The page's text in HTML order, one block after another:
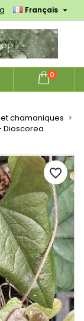
Français 
0
chamaniques
Dioscorea
favorite_border
×
×
d'envies
×
des produits